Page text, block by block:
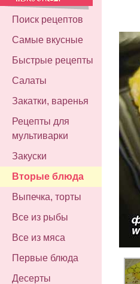
Поиск рецептов
Самые вкусные
Быстрые рецепты
Салаты
Закатки, варенья
Рецепты для
мультиварки
Закуски
Вторые блюда
Выпечка, торты
Все из рыбы
Все из мяса
Первые блюда
Десерты